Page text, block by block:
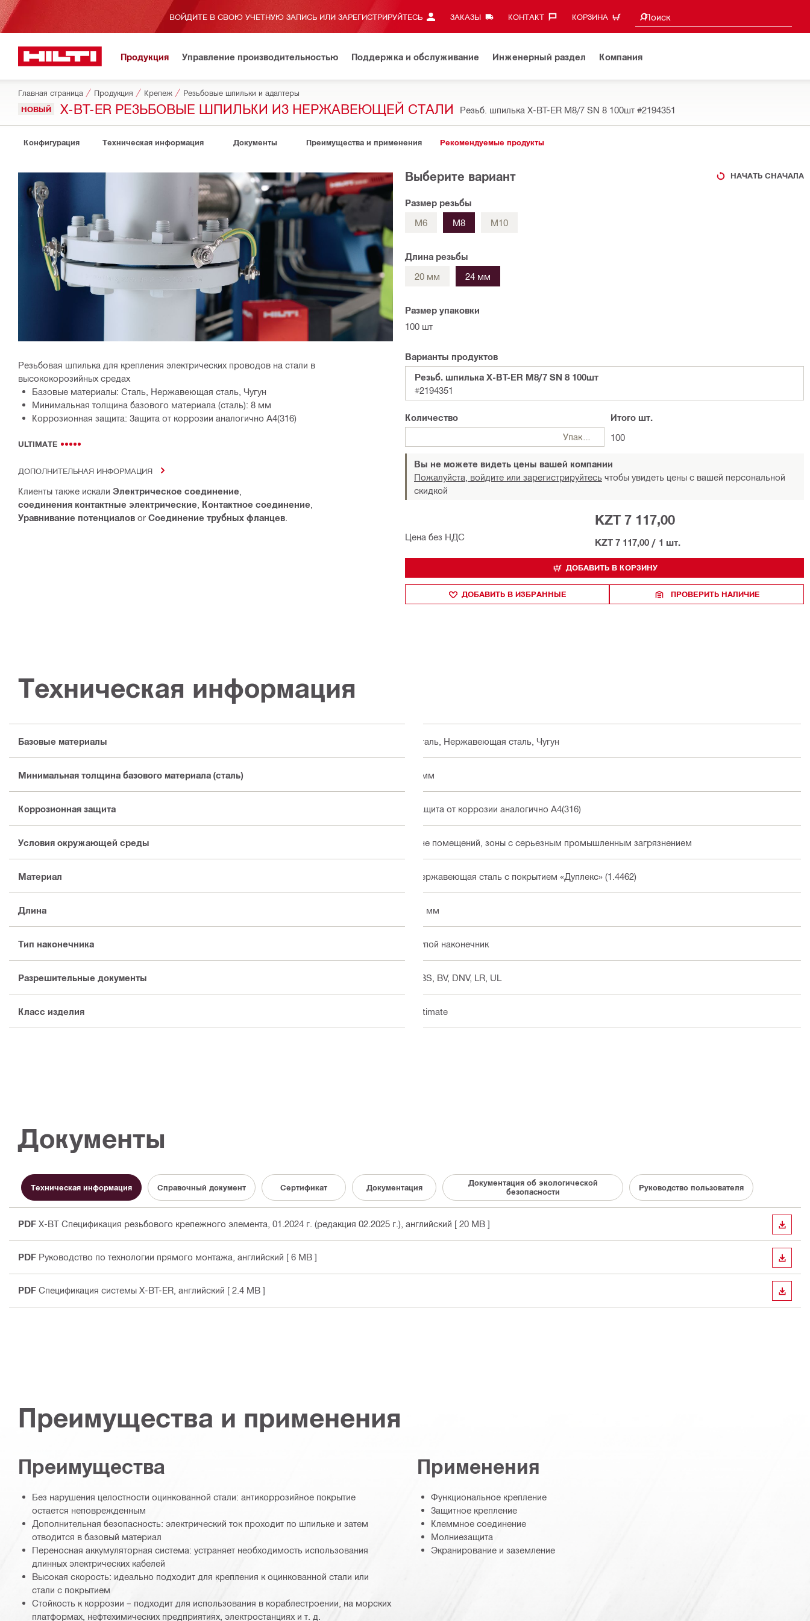
ВОЙДИТЕ В СВОЮ УЧЕТНУЮ ЗАПИСЬ ИЛИ ЗАРЕГИСТРИРУЙТЕСЬ ЗАКАЗЫ КОНТАКТ‎ КОРЗИНА Поиск
Поиск предложений
Продукция Управление производительностью Поддержка и обслуживание Инженерный раздел Компания
Главная страница Продукция Крепеж Резьбовые шпильки и адаптеры
НОВЫЙ X-BT-ER РЕЗЬБОВЫЕ ШПИЛЬКИ ИЗ НЕРЖАВЕЮЩЕЙ СТАЛИ Резьб. шпилька X-BT-ER M8/7 SN 8 100шт #2194351
Конфигурация Техническая информация Документы Преимущества и применения Рекомендуемые продукты
Резьбовая шпилька для крепления электрических проводов на стали в
высококорозийных средах
Базовые материалы: Сталь, Нержавеющая сталь, Чугун
Минимальная толщина базового материала (сталь): 8 мм
Коррозионная защита: Защита от коррозии аналогично А4(316)
ULTIMATE
ДОПОЛНИТЕЛЬНАЯ ИНФОРМАЦИЯ
Клиенты также искали Электрическое соединение
соединения контактные электрические Контактное соединение
Уравнивание потенциалов or Соединение трубных фланцев
Выберите вариант НАЧАТЬ СНАЧАЛА
Размер резьбы
M6
M8 M10
Длина резьбы
20 мм
24 мм
Размер упаковки
100 шт
Варианты продуктов
Резьб. шпилька X-BT-ER M8/7 SN 8 100шт
#2194351
Количество
Упаковка
Итого шт.
100
Вы не можете видеть цены вашей компании
Пожалуйста, войдите или зарегистрируйтесь чтобы увидеть цены с вашей персональной
скидкой
Цена без НДС
KZT 7 117,00
KZT 7 117,00 / 1 шт.
ДОБАВИТЬ В КОРЗИНУ
ДОБАВИТЬ В ИЗБРАННЫЕ ПРОВЕРИТЬ НАЛИЧИЕ
Техническая информация
Базовые материалы Сталь, Нержавеющая сталь, Чугун
Минимальная толщина базового материала (сталь) 8 мм
Коррозионная защита Защита от коррозии аналогично А4(316)
Условия окружающей среды Вне помещений, зоны с серьезным промышленным загрязнением
Материал Нержавеющая сталь с покрытием «Дуплекс» (1.4462)
Длина 31 мм
Тип наконечника Тупой наконечник
Разрешительные документы ABS, BV, DNV, LR, UL
Класс изделия Ultimate
Документы
Техническая информация Справочный документ Сертификат Документация
Документация об экологической
безопасности
Руководство пользователя
PDF X-BT Спецификация резьбового крепежного элемента, 01.2024 г. (редакция 02.2025 г.) , английский [ 20 MB ]
PDF Руководство по технологии прямого монтажа , английский [ 6 MB ]
PDF Спецификация системы X-BT-ER , английский [ 2.4 MB ]
Преимущества и применения
Преимущества
Без нарушения целостности оцинкованной стали: антикоррозийное покрытие
остается неповрежденным
Дополнительная безопасность: электрический ток проходит по шпильке и затем
отводится в базовый материал
Переносная аккумуляторная система: устраняет необходимость использования
длинных электрических кабелей
Высокая скорость: идеально подходит для крепления к оцинкованной стали или
стали с покрытием
Стойкость к коррозии – подходит для использования в кораблестроении, на морских
платформах, нефтехимических предприятиях, электростанциях и т. д.
Применения
Функциональное крепление
Защитное крепление
Клеммное соединение
Молниезащита
Экранирование и заземление